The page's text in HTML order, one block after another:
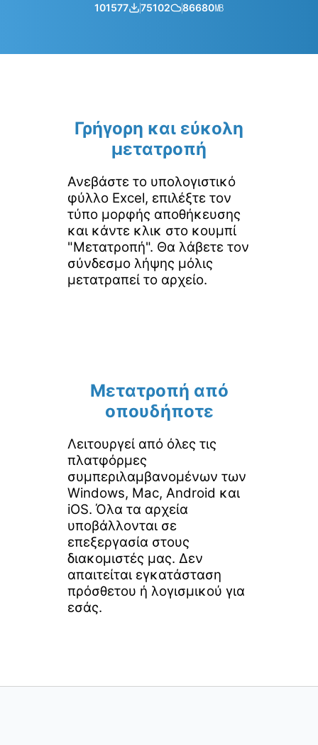
101577
75102 86680㎆︎
Γρήγορη και εύκολη
μετατροπή
Ανεβάστε το υπολογιστικό
φύλλο Excel, επιλέξτε τον
τύπο μορφής αποθήκευσης
και κάντε κλικ στο κουμπί
"Μετατροπή". Θα λάβετε τον
σύνδεσμο λήψης μόλις
μετατραπεί το αρχείο.
Μετατροπή από
οπουδήποτε
Λειτουργεί από όλες τις
πλατφόρμες
συμπεριλαμβανομένων των
Windows, Mac, Android και
iOS. Όλα τα αρχεία
υποβάλλονται σε
επεξεργασία στους
διακομιστές μας. Δεν
απαιτείται εγκατάσταση
πρόσθετου ή λογισμικού για
εσάς.